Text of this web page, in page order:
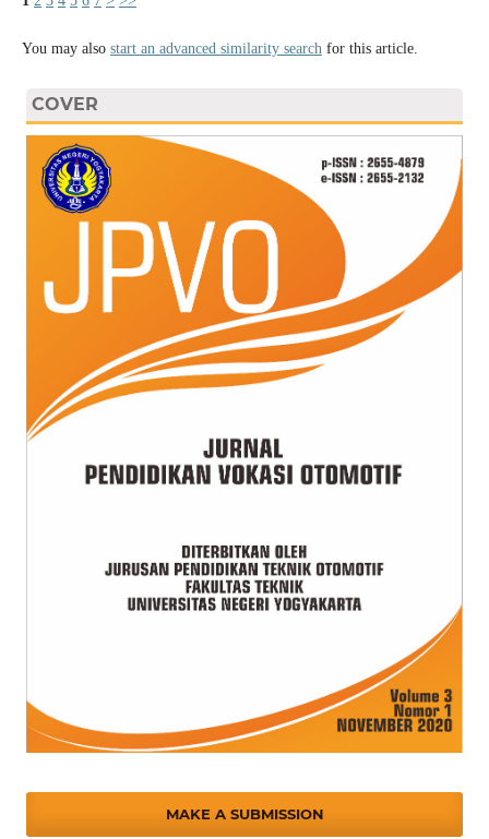
You may also start an advanced similarity searchfor this article.
COVER
MAKE A SUBMISSION